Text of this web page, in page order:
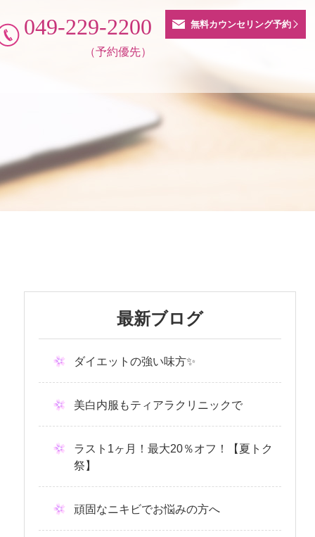
無料カウンセリング予約
049-229-2200
（予約優先）
最新ブログ
ダイエットの強い味方✨
美白内服もティアラクリニックで
ラスト1ヶ月！最大20％オフ！【夏トク
祭】
頑固なニキビでお悩みの方へ